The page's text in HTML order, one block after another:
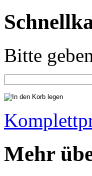
Bitte
Mehr